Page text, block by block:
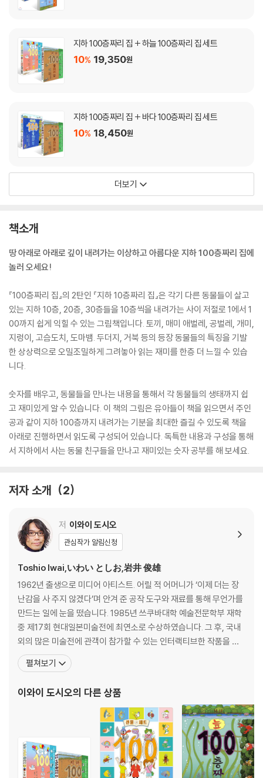
지하 100층짜리 집 + 하늘 100층짜리 집 세트
10% 19,350원
지하 100층짜리 집 + 바다 100층짜리 집 세트
10% 18,450원
더보기
책소개
땅 아래로 아래로 깊이 내려가는 이상하고 아름다운 지하 100층짜리 집에
놀러 오세요!
『100층짜리 집』의 2탄인 『지하 10층짜리 집』은 각기 다른 동물들이 살고
있는 지하 10층, 20층, 30층들을 10층씩을 내려가는 사이 저절로 1에서 1
00까지 쉽게 익힐 수 있는 그림책입니다. 토끼, 매미 애벌레, 공벌레, 개미,
지렁이, 고슴도치, 도마뱀. 두더지, 거북 등의 등장 동물들의 특징을 기발
한 상상력으로 오밀조밀하게 그려놓아 읽는 재미를 한층 더 느낄 수 있습
니다.
숫자를 배우고, 동물들을 만나는 내용을 통해서 각 동물들의 생태까지 쉽
고 재미있게 알 수 있습니다. 이 책의 그림은 유아들이 책을 읽으면서 주인
공과 같이 지하 100층까지 내려가는 기분을 최대한 즐길 수 있도록 책을
아래로 진행하면서 읽도록 구성되어 있습니다. 독특한 내용과 구성을 통해
서 지하에서 사는 동물 친구들을 만나고 재미있는 숫자 공부를 해 보세요.
저자 소개 2
저 이와이 도시오
관심작가 알림신청
Toshio Iwai,いわい としお,岩井 俊雄
1962년 출생으로 미디어 아티스트. 어릴 적 어머니가 ‘이제 더는 장
난감을 사 주지 않겠다’며 안겨 준 공작 도구와 재료를 통해 무언가를
만드는 일에 눈을 떴습니다. 1985년 쓰쿠바대학 예술전문학부 재학
중 제17회 현대일본미술전에 최연소로 수상하였습니다. 그 후, 국내
외의 많은 미술전에 관객이 참가할 수 있는 인터랙티브한 작품을 발
표하여 주목을 받았습니다. 텔레비전 프로그램 「우고우고루-가」, 미
타카노모리 지브리미술관의 영상 전시 「도토로 뿅뿅」, 「상승해류」와
음과 빛을 연주하는 악기 「TENORI-O
펼쳐보기
이와이 도시오의 다른 상품